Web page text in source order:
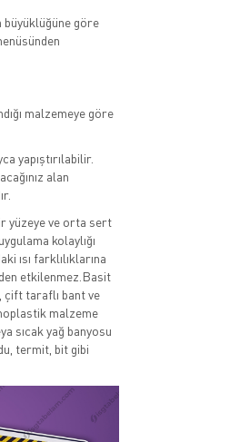
büyüklüğüne göre
malzemeye göre
yapıştırılabilir.
alan
yüzeye ve orta sert
kolaylığı
ısı farklılıklarına
etkilenmez.Basit
taraflı bant ve
malzeme
sıcak yağ banyosu
termit, bit gibi